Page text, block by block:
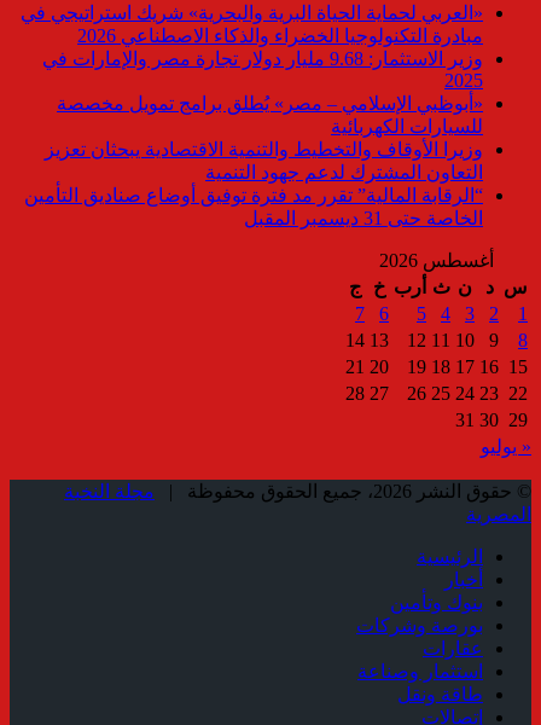
«العربي لحماية الحياة البرية والبحرية» شريك استراتيجي في
مبادرة التكنولوجيا الخضراء والذكاء الاصطناعي 2026
وزير الاستثمار: 9.68 مليار دولار تجارة مصر والإمارات في
2025
«أبوظبي الإسلامي – مصر» يُطلق برامج تمويل مخصصة
للسيارات الكهربائية
وزيرا الأوقاف والتخطيط والتنمية الاقتصادية يبحثان تعزيز
التعاون المشترك لدعم جهود التنمية
“الرقابة المالية” تقرر مد فترة توفيق أوضاع صناديق التأمين
الخاصة حتى 31 ديسمبر المقبل
أغسطس 2026
س د ن ث أرب خ
ج
1
2
3
4
5
6
7
8
9
10
11
12
13
14
15
16
17
18
19
20
21
22
23
24
25
26
27
28
29
30
31
« يوليو
© حقوق النشر 2026، جميع الحقوق محفوظة |
مجلة النخبة
المصرية
الرئيسية
أخبار
بنوك وتأمين
بورصة وشركات
عقارات
استثمار وصناعة
طاقة ونقل
إتصالات